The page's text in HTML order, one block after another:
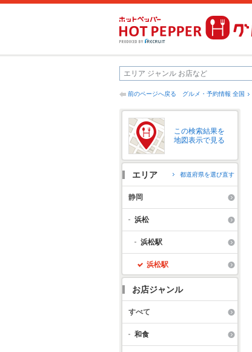
前のページへ戻る グルメ・予約情報 全国
この検索結果を
地図表示で見る
エリア 都道府県を選び直す
静岡
浜松
浜松駅
浜松駅
お店ジャンル
すべて
和食